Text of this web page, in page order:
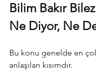
Bilim Bakır
Ne Diyor, Ne
Bu konu genelde en
anlaşılan kısımdır.